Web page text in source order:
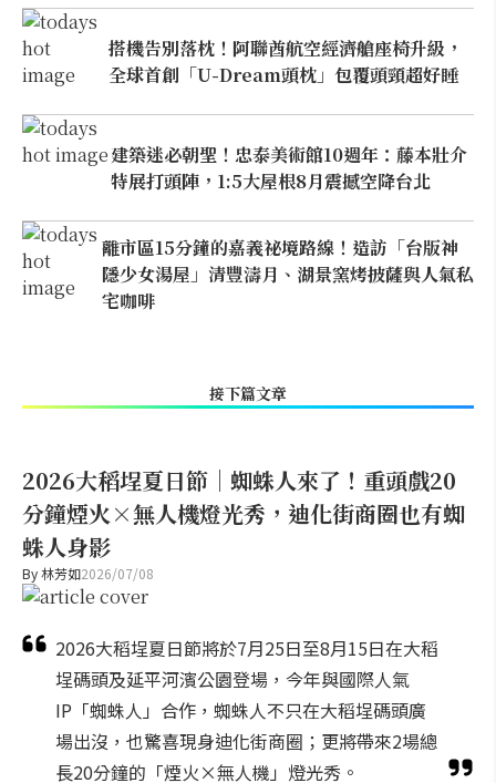
搭機告別落枕！阿聯酋航空經濟艙座椅升級，
全球首創「U-Dream頭枕」包覆頭頸超好睡
建築迷必朝聖！忠泰美術館10週年：藤本壯介
特展打頭陣，1:5大屋根8月震撼空降台北
離市區15分鐘的嘉義祕境路線！造訪「台版神
隱少女湯屋」清豐濤月、湖景窯烤披薩與人氣私
宅咖啡
接下篇文章
2026大稻埕夏日節｜蜘蛛人來了！重頭戲20
分鐘煙火×無人機燈光秀，迪化街商圈也有蜘
蛛人身影
By林芳如2026/07/08
2026大稻埕夏日節將於7月25日至8月15日在大稻
埕碼頭及延平河濱公園登場，今年與國際人氣
IP「蜘蛛人」合作，蜘蛛人不只在大稻埕碼頭廣
場出沒，也驚喜現身迪化街商圈；更將帶來2場總
長20分鐘的「煙火×無人機」燈光秀。